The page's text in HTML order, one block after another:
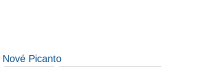
Nové Picanto